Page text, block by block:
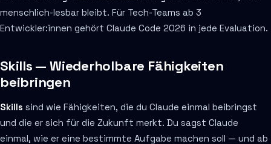
menschlich-lesbar bleibt. Für Tech-Teams ab 3
Entwickler:innen gehört Claude Code 2026 in jede Evaluation.
Skills — Wiederholbare Fähigkeiten
beibringen
Skills sind wie Fähigkeiten, die du Claude einmal beibringst
und die er sich für die Zukunft merkt. Du sagst Claude
einmal, wie er eine bestimmte Aufgabe machen soll — und ab